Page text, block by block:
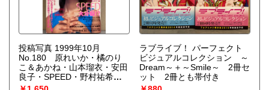
投稿写真 1999年10月
No.180 原れいか・橘のり
こ＆あかね・山本瑠衣・安田
良子・SPEED・野村祐希・
弓永かおり 他
ラブライブ！ パーフェクト
ビジュアルコレクション ～
Dream～＋～Smile～ 2冊セ
ット 2冊とも帯付き